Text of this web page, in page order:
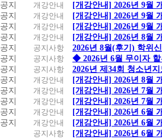
공지
개강안내
[개강안내] 2026년 9월
공지
개강안내
[개강안내] 2026년 9월
공지
개강안내
[개강안내] 2026년 9월
공지
개강안내
[개강안내] 2026년 8월
공지
공지사항
2026년 8월(후기) 학위
공지
공지사항
◆ 2026년 6월 무이자
공지
공지사항
2026년 제34회 청소년
공지
개강안내
[개강안내] 2026년 8월
공지
개강안내
[개강안내] 2026년 7월
공지
개강안내
[개강안내] 2026년 7월
공지
개강안내
[개강안내] 2026년 6월
공지
개강안내
[개강안내] 2026년 6월
공지사항
[개강안내] 2026년 6월